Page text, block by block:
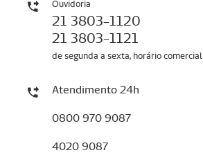
Ouvidoria
21 3803-1120
21 3803-1121
de segunda a sexta, horário comercial
Atendimento 24h
0800 970 9087
4020 9087